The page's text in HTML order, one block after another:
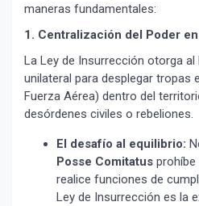
maneras fundamentales:
1. Centralización del Poder
La Ley de Insurrección otorga
unilateral para desplegar tropas
Fuerza Aérea) dentro del
desórdenes civiles o rebeliones.
El desafío al equilibrio:
Posse Comitatus prohíbe
realice funciones de
Ley de Insurrección es la